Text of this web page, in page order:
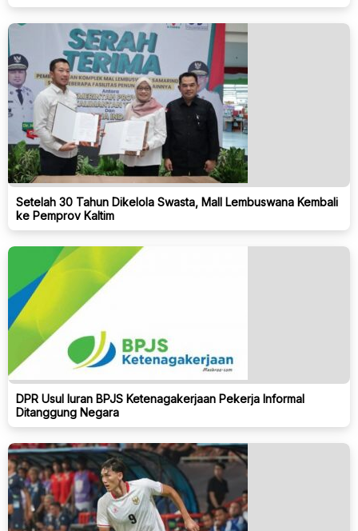
Setelah 30 Tahun Dikelola Swasta, Mall Lembuswana Kembali
ke Pemprov Kaltim
DPR Usul Iuran BPJS Ketenagakerjaan Pekerja Informal
Ditanggung Negara